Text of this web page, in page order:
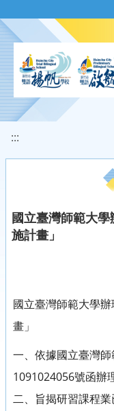
:::
國立臺灣師範大
施計畫」
國立臺灣師範大學
畫」
一、依據國立臺灣
1091024056號函辦理
二、旨揭研習課程